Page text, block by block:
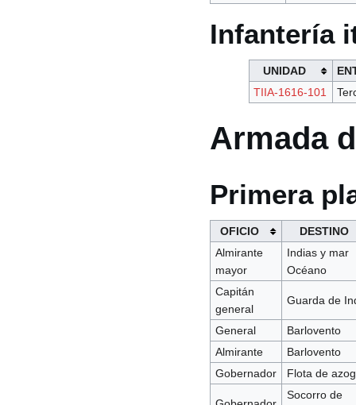
Infantería
UNIDAD
TIIA-1616-101
Armada
Primera
OFICIO
DESTINO
Almirante
mayor
Indias y mar
Océano
Capitán
general
Guarda de
General
Barlovento
Almirante
Barlovento
Gobernador
Flota de
Socorro de